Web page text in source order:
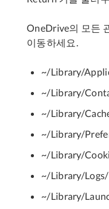
OneDrive의 모든
이동하세요.
~/Library/
~/Library/
~/Library/
~/Library/
~/Library/
~/Library/Logs/
~/Library/